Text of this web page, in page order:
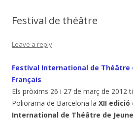
Festival de théâtre
Leave a reply
Festival International de Théâtre
Français
Els pròxims 26 i 27 de març de 2012
Poliorama de Barcelona la XII edició
International de Théâtre de